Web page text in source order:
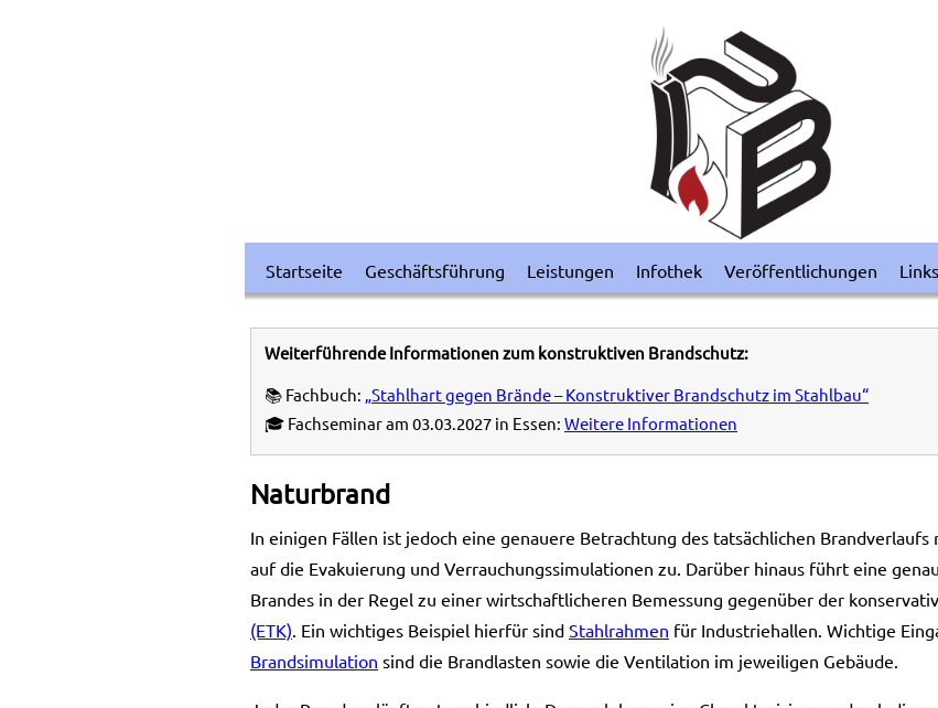
Startseite Geschäftsführung Leistungen Infothek Veröffentlichungen Links
Weiterführende Informationen zum konstruktiven Brandschutz:
📚 Fachbuch: „Stahlhart gegen Brände – Konstruktiver Brandschutz im Stahlbau“
🎓 Fachseminar am 03.03.2027 in Essen: Weitere Informationen
Naturbrand
In einigen Fällen ist jedoch eine genauere Betrachtung des tatsächlichen
auf die Evakuierung und Verrauchungssimulationen zu. Darüber hinaus führt eine
Brandes in der Regel zu einer wirtschaftlicheren Bemessung gegenüber der
(ETK) . Ein wichtiges Beispiel hierfür sind Stahlrahmen für Industriehallen. Wichtige
Brandsimulation sind die Brandlasten sowie die Ventilation im jeweiligen Gebäude.